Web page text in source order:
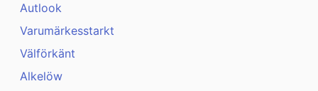
Autlook
Varumärkesstarkt
Välförkänt
Alkelöw